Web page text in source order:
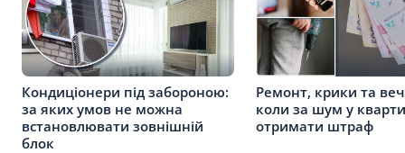
Кондиціонери під забороною:
за яких умов не можна
встановлювати зовнішній
блок
Ремонт, крики та
коли за шум у
отримати штраф